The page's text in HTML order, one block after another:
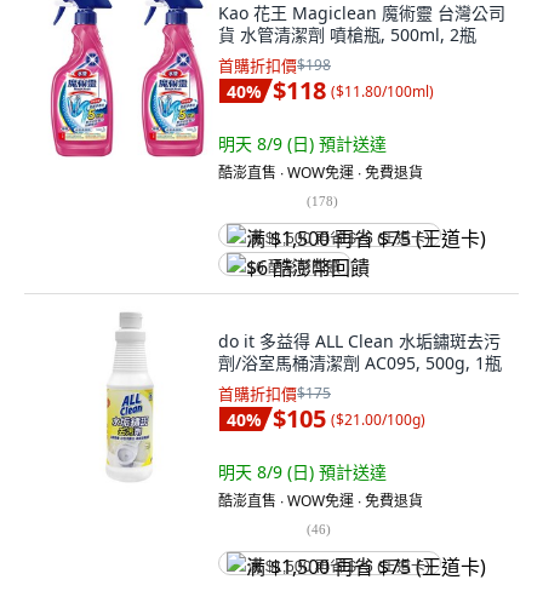
Kao 花王 Magiclean 魔術靈 台灣公司
貨 水管清潔劑 噴槍瓶, 500ml, 2瓶
首購折扣價$198
40% $118 ($11.80/100ml)
明天 8/9 (日) 預計送達
酷澎直售 ∙ WOW免運 ∙ 免費退貨
(178)
满 $1,500 再省 $75 (王道卡)
$6 酷澎幣回饋
do it 多益得 ALL Clean 水垢鏽斑去污
劑/浴室馬桶清潔劑 AC095, 500g, 1瓶
首購折扣價$175
40% $105 ($21.00/100g)
明天 8/9 (日) 預計送達
酷澎直售 ∙ WOW免運 ∙ 免費退貨
(46)
满 $1,500 再省 $75 (王道卡)